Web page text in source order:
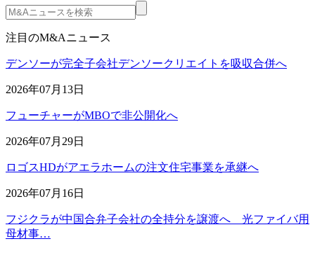
注目のM&Aニュース
デンソーが完全子会社デンソークリエイトを吸収合併へ
2026年07月13日
フューチャーがMBOで非公開化へ
2026年07月29日
ロゴスHDがアエラホームの注文住宅事業を承継へ
2026年07月16日
フジクラが中国合弁子会社の全持分を譲渡へ 光ファイバ用
母材事…